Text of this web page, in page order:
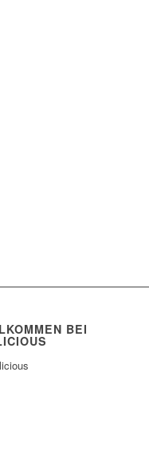
BEI